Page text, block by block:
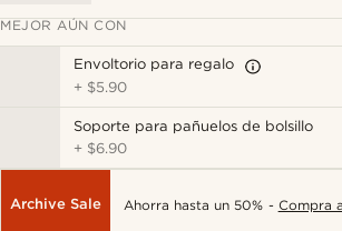
MEJOR AÚN CON
Envoltorio para regalo
+ $5.90
Soporte para pañuelos de bolsillo
+ $6.90
Archive Sale Ahorra hasta un 50% - Compra